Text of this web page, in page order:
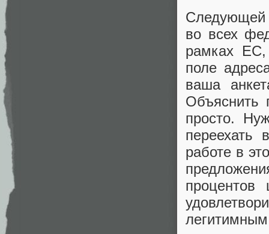
Следующей
во всех
рамках
поле
ваша
Объяснить
просто.
переехать
работе в
процентов